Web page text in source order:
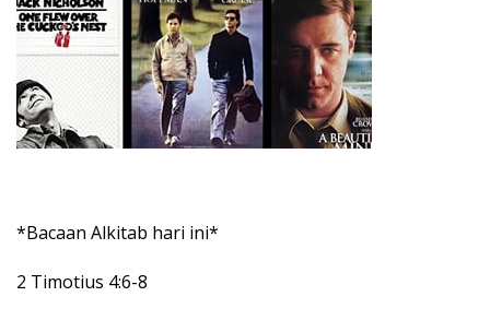
*Bacaan Alkitab hari ini*
2 Timotius 4:6-8